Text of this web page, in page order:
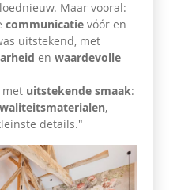
Maar vooral:
communicatie vóór en
uitstekend, met
en waardevolle
uitstekende smaak:
,
details."